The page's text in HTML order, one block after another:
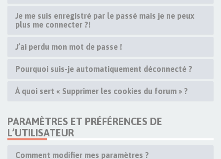
Je me suis enregistré par le passé mais je ne peux
plus me connecter ?!
J’ai perdu mon mot de passe !
Pourquoi suis-je automatiquement déconnecté ?
À quoi sert « Supprimer les cookies du forum » ?
PARAMÈTRES ET PRÉFÉRENCES DE
L’UTILISATEUR
Comment modifier mes paramètres ?